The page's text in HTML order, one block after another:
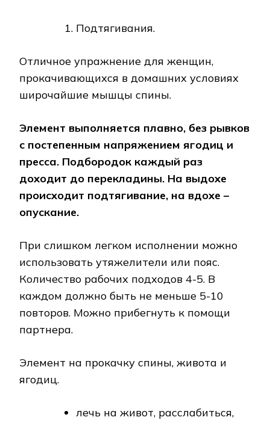
Подтягивания.
Отличное упражнение для женщин,
прокачивающихся в домашних условиях
широчайшие мышцы спины.
Элемент выполняется плавно, без рывков
с постепенным напряжением ягодиц и
пресса. Подбородок каждый раз
доходит до перекладины. На выдохе
происходит подтягивание, на вдохе –
опускание.
При слишком легком исполнении можно
использовать утяжелители или пояс.
Количество рабочих подходов 4-5. В
каждом должно быть не меньше 5-10
повторов. Можно прибегнуть к помощи
партнера.
Элемент на прокачку спины, живота и
ягодиц.
лечь на живот, расслабиться,